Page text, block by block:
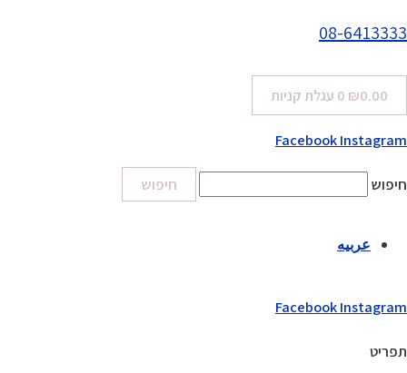
08-6413333
₪0.00
0 עגלת קניות
FacebookInstagram
חיפוש חיפוש
عربيه
FacebookInstagram
תפריט